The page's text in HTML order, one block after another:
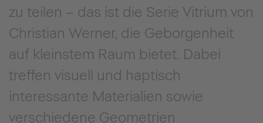
zu teilen – das ist die Serie Vitrium von
Christian Werner, die Geborgenheit
auf kleinstem Raum bietet. Dabei
treffen visuell und haptisch
interessante Materialien sowie
verschiedene Geometrien